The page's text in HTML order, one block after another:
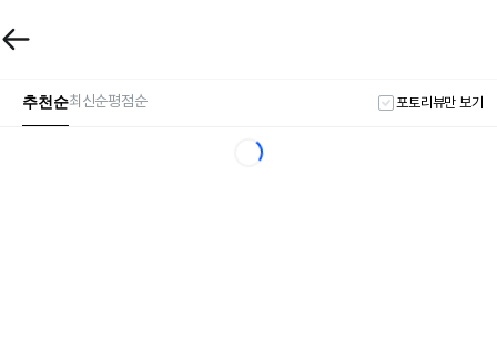
추천순최신순평점순 포토리뷰만 보기